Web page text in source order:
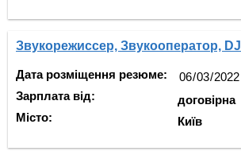
Звукорежиссер, Звукооператор, DJ
Дата розміщення резюме:
Зарплата від:
Місто:
договірна
Київ